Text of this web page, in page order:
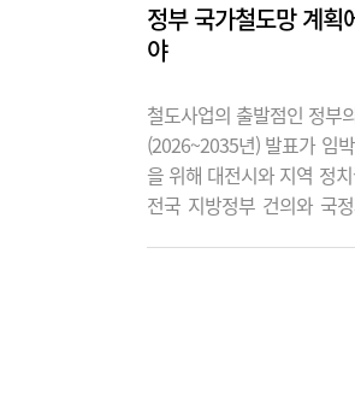
정부 국가철도망 계획
야
철도사업의 출발점인 정부
(2026~2035년) 발표가 임
을 위해 대전시와 지역 정
전국 지방정부 건의와 국